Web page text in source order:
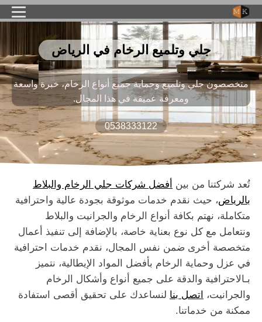
جلي وتلميع الرخام في الرياض
متخصصون جلي وتلميع وحماية جميع أنواع الرخام، خبرة واسعة
ومعرفة عميقة في هذا المجال.
0538333122
تُعد شركتنا من بين
أفضل شركات جلي الرخام والبلاط
بالرياض، حيث نقدم خدمات موثوقة بجودة عالية واحترافية
متكاملة، نهتم بكافة أنواع الرخام والجرانيت والبلاط
ونتعامل مع كل نوع بعناية خاصة، بالإضافة إلى تنفيذ أعمال
متخصصة أخرى ضمن نفس المجال، نقدم خدمات احترافية
في عزل وحماية الرخام بأفضل المواد الإيطالية، نتميز
بـالاحترافية والدقة على جميع أنواع وأشكال الرخام
والجرانيت، اتصل بنا لنساعدك على تحقيق أقصى استفادة
ممكنة من خدماتنا.